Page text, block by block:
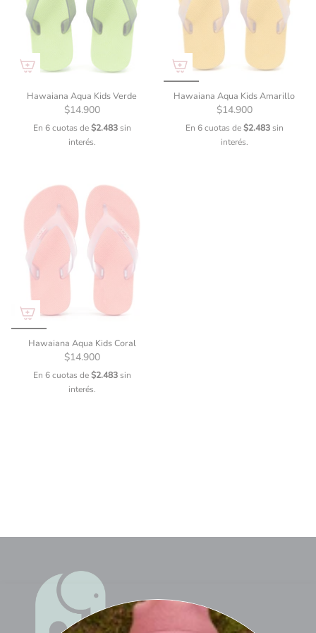
Hawaiana Aqua Kids Verde
$14.900
En 6 cuotas de$2.483sin
interés.
Hawaiana Aqua Kids Amarillo
$14.900
En 6 cuotas de$2.483sin
interés.
Hawaiana Aqua Kids Coral
$14.900
En 6 cuotas de$2.483sin
interés.